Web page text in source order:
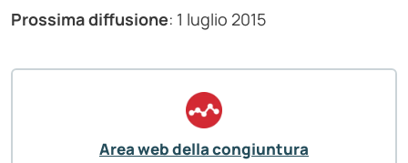
Prossima diffusione: 1 luglio 2015
Area web della congiuntura